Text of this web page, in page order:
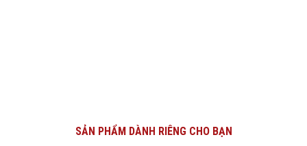
SẢN PHẨM DÀNH RIÊNG CHO BẠN